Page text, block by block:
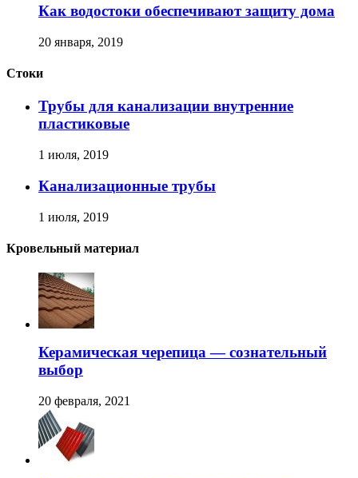
Как водостоки обеспечивают защиту дома
20 января, 2019
Стоки
Трубы для канализации внутренние
пластиковые
1 июля, 2019
Канализационные трубы
1 июля, 2019
Кровельный материал
Керамическая черепица — сознательный
выбор
20 февраля, 2021